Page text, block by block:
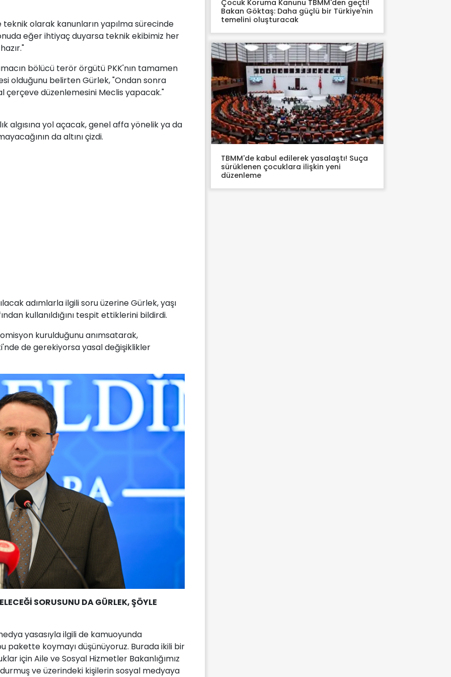
teknik olarak kanunların yapılma sürecinde
eğer ihtiyaç duyarsa teknik ekibimiz her
bölücü terör örgütü PKK'nın tamamen
olduğunu belirten Gürlek, "Ondan sonra
çerçeve düzenlemesini Meclis yapacak."
algısına yol açacak, genel affa yönelik ya da
da altını çizdi.
adımlarla ilgili soru üzerine Gürlek, yaşı
kullanıldığını tespit ettiklerini bildirdi.
kurulduğunu anımsatarak,
de gerekiyorsa yasal değişiklikler
SORUSUNU DA GÜRLEK, ŞÖYLE
yasasıyla ilgili de kamuoyunda
pakette koymayı düşünüyoruz. Burada ikili bir
için Aile ve Sosyal Hizmetler Bakanlığımız
ve üzerindeki kişilerin sosyal medyaya
Çocuk Koruma Kanunu TBMM'den geçti!
Bakan Göktaş: Daha güçlü bir Türkiye'nin
temelini oluşturacak
TBMM'de kabul edilerek yasalaştı! Suça
sürüklenen çocuklara ilişkin yeni
düzenleme